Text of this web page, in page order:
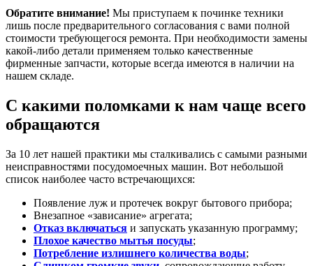
Обратите внимание! Мы приступаем к починке техники
лишь после предварительного согласования с вами полной
стоимости требующегося ремонта. При необходимости замены
какой-либо детали применяем только качественные
фирменные запчасти, которые всегда имеются в наличии на
нашем складе.
С какими поломками к нам чаще всего
обращаются
За 10 лет нашей практики мы сталкивались с самыми разными
неисправностями посудомоечных машин. Вот небольшой
список наиболее часто встречающихся:
Появление луж и протечек вокруг бытового прибора;
Внезапное «зависание» агрегата;
Отказ включаться и запускать указанную программу;
Плохое качество мытья посуды;
Потребление излишнего количества воды;